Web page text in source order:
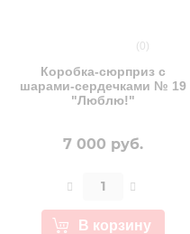
(0)
Коробка-сюрприз с
шарами-сердечками № 19
"Люблю!"
7 000 руб.
В корзину